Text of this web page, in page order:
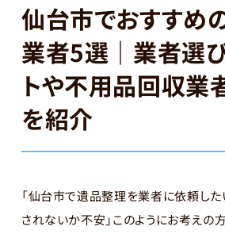
仙台市でおすすめ
業者5選｜業者選
トや不用品回収業
を紹介
「仙台市で遺品整理を業者に依頼した
されないか不安」このようにお考えの